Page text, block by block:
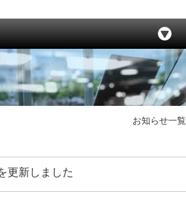
お知らせ一覧
更新しました